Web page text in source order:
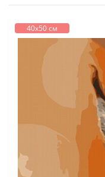
40х50 см